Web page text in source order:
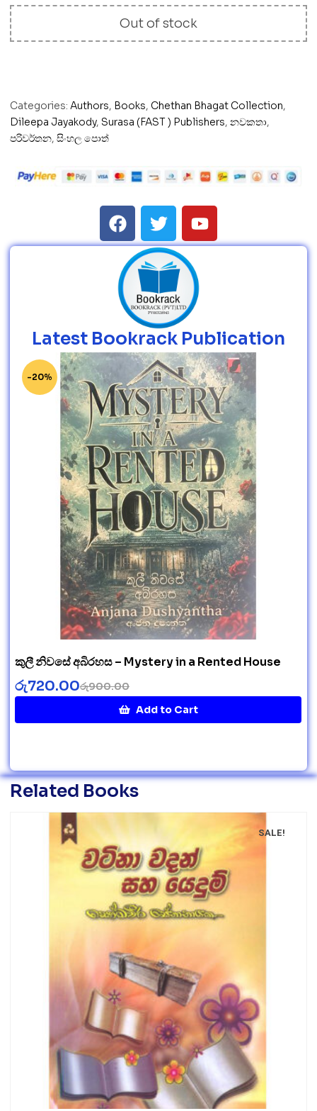
Out of stock
Categories: Authors, Books, Chethan Bhagat Collection,
Dileepa Jayakody, Surasa (FAST ) Publishers, නවකතා,
පරිවර්තන, සිංහල පොත්
Latest Bookrack Publication
-20%
කුලී නිවසේ අබිරහස – Mystery in a Rented House
රු900.00
රු720.00
Add to Cart
Related Books
SALE!